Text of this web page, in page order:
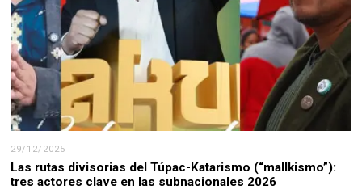
29/12/2025
Las rutas divisorias del Túpac-Katarismo (“mallkismo”):
tres actores clave en las subnacionales 2026